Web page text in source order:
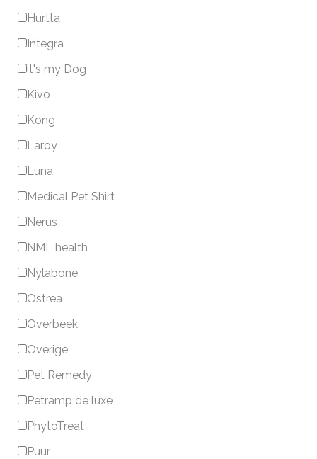
Hurtta
Integra
it's my Dog
Kivo
Kong
Laroy
Luna
Medical Pet Shirt
Nerus
NML health
Nylabone
Ostrea
Overbeek
Overige
Pet Remedy
Petramp de luxe
PhytoTreat
Puur